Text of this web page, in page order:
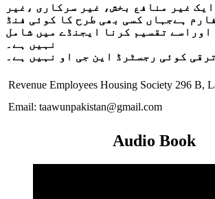
غیر منافع بخش، غیر سرکاری ،غیر
ہےجہاں کسی بھی طرح کا کوئی فنڈ
اوراسے تقسیم کرنا ایجنڈے میں شامل
نہیں ہے۔
کوئی رجسٹرڈ این جی او نہیں ہے۔
Revenue Employees Housing Society 296 B,
Email: taawunpakistan@gmail.com
Audio Book